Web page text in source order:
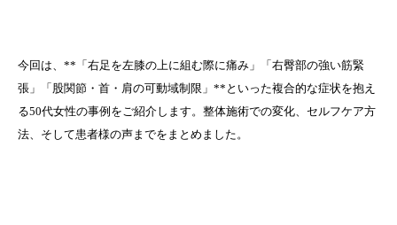
今回は、**「右足を左膝の上に組む際に痛み」「右臀部の強い筋緊
張」「股関節・首・肩の可動域制限」**といった複合的な症状を抱え
る50代女性の事例をご紹介します。整体施術での変化、セルフケア方
法、そして患者様の声までをまとめました。